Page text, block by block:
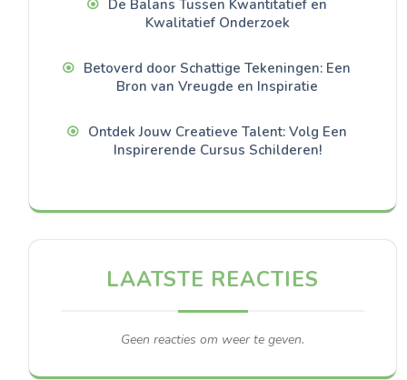
De Balans Tussen Kwantitatief en
Kwalitatief Onderzoek
Betoverd door Schattige Tekeningen: Een
Bron van Vreugde en Inspiratie
Ontdek Jouw Creatieve Talent: Volg Een
Inspirerende Cursus Schilderen!
LAATSTE REACTIES
Geen reacties om weer te geven.